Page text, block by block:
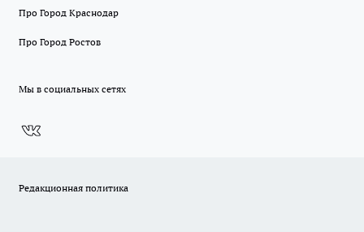
Про Город Краснодар
Про Город Ростов
Мы в социальных сетях
Редакционная политика